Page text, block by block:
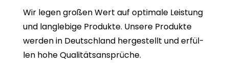
Wir legen gro­ßen Wert auf opti­male Leis­tung
und lang­le­bige Pro­dukte. Unsere Pro­dukte
wer­den in Deutsch­land her­ge­stellt und erfül­
len hohe Qua­li­täts­an­sprü­che.